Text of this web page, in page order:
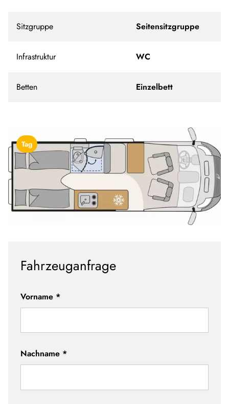
Sitzgruppe Seitensitzgruppe
Infrastruktur WC
Betten Einzelbett
Tag
Fahrzeuganfrage
Vorname *
Nachname *